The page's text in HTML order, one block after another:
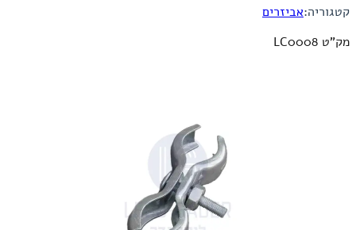
קטגוריה:אביזרים
מק"ט LC0008